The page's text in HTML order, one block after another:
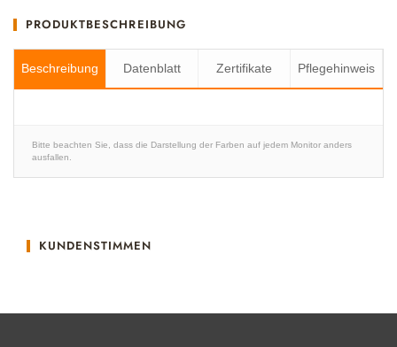
PRODUKTBESCHREIBUNG
Beschreibung Datenblatt Zertifikate Pflegehinweis
Bitte beachten Sie, dass die Darstellung der Farben auf jedem Monitor anders
ausfallen.
KUNDENSTIMMEN